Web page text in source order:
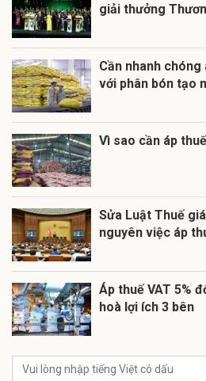
giải thưởng
Cần nhanh chóng
với phân bón tạo
Vì sao cần áp
Sửa Luật Thuế
nguyên việc áp
Áp thuế VAT 5%
hoà lợi ích 3 bên